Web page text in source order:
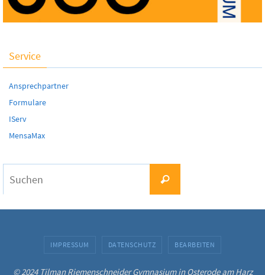
Service
Ansprechpartner
Formulare
IServ
MensaMax
Suchen
IMPRESSUM DATENSCHUTZ BEARBEITEN
© 2024 Tilman Riemenschneider Gymnasium in Osterode am Harz